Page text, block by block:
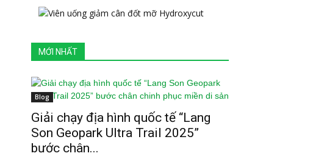
MỚI NHẤT
Blog
Giải chạy địa hình quốc tế “Lang
Son Geopark Ultra Trail 2025”
bước chân...